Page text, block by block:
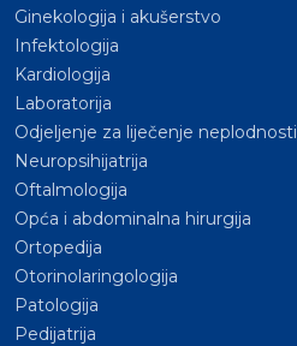
Ginekologija i akušerstvo
Infektologija
Kardiologija
Laboratorija
Odjeljenje za liječenje neplodnosti
Neuropsihijatrija
Oftalmologija
Opća i abdominalna hirurgija
Ortopedija
Otorinolaringologija
Patologija
Pedijatrija